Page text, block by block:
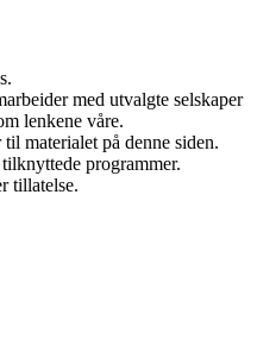
med utvalgte selskaper
lenkene våre.
materialet på denne siden.
programmer.
tillatelse.